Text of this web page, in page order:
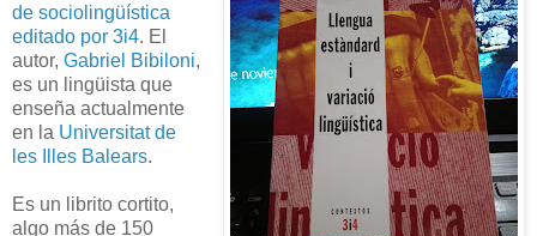
de sociolingüística
editado por 3i4. El
autor, Gabriel Bibiloni,
es un lingüista que
enseña actualmente
en la Universitat de
les Illes Balears.
Es un librito cortito,
algo más de 150